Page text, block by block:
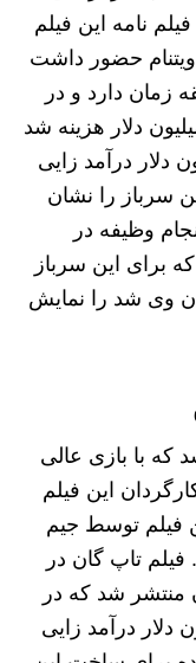
نامه این فیلم
حضور داشت
است. این فیلم 145 دقیقه زمان دارد و در
ساخت برای این فیلم تنها 14 میلیون دلار هزینه شد
فروش گیشه 232 میلیون دلار درآمد زایی
سرباز را نشان
وظیفه در
برای این سرباز
وی شد را نمایش
که با بازی عالی
ساخته شد. کارگردان این فیلم
فیلم توسط جیم
تاپ گان در
دقیقه زمان منتشر شد که در
نزدیک به 357 میلیون دلار درآمد زایی